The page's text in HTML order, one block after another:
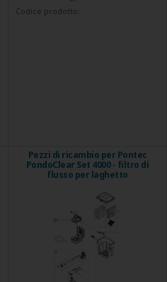
Codice prodotto:
Pezzi di ricambio per Pontec
PondoClear Set 4000 - filtro di
flusso per laghetto